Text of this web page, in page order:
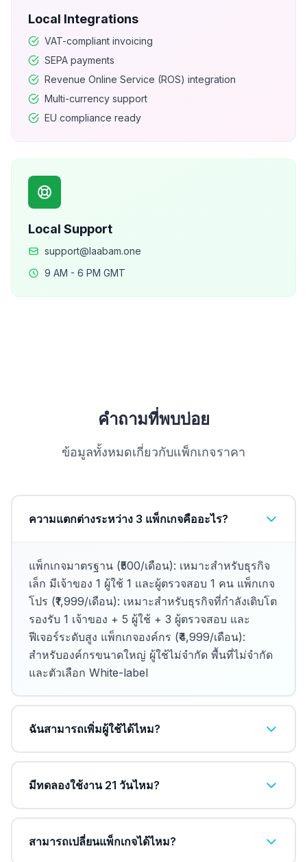
Local Integrations
VAT-compliant invoicing
SEPA payments
Revenue Online Service (ROS) integration
Multi-currency support
EU compliance ready
Local Support
support@laabam.one
9 AM - 6 PM GMT
คำถามที่พบบ่อย
ข้อมูลทั้งหมดเกี่ยวกับแพ็กเกจราคา
ความแตกต่างระหว่าง 3 แพ็กเกจคืออะไร?
แพ็กเกจมาตรฐาน (₹500/เดือน): เหมาะสำหรับธุรกิจ
เล็ก มีเจ้าของ 1 ผู้ใช้ 1 และผู้ตรวจสอบ 1 คน แพ็กเกจ
โปร (₹1,999/เดือน): เหมาะสำหรับธุรกิจที่กำลังเติบโต
รองรับ 1 เจ้าของ + 5 ผู้ใช้ + 3 ผู้ตรวจสอบ และ
ฟีเจอร์ระดับสูง แพ็กเกจองค์กร (₹4,999/เดือน):
สำหรับองค์กรขนาดใหญ่ ผู้ใช้ไม่จำกัด พื้นที่ไม่จำกัด
และตัวเลือก White-label
ฉันสามารถเพิ่มผู้ใช้ได้ไหม?
มีทดลองใช้งาน 21 วันไหม?
สามารถเปลี่ยนแพ็กเกจได้ไหม?